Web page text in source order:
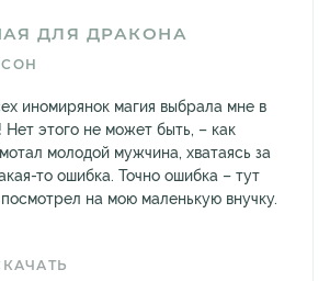
ДЛЯ ДРАКОНА
иномирянок магия выбрала мне в
Нет этого не может быть, – как
молодой мужчина, хватаясь за
то ошибка. Точно ошибка – тут
на мою маленькую внучку.